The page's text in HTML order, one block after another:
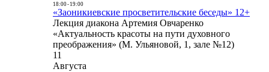
18:00- 19:00
«Заоникиевские просветительские беседы» 12+
Лекция диакона Артемия Овчаренко
«Актуальность красоты на пути духовного
преображения» (М. Ульяновой, 1, зале №12)
11
Августа